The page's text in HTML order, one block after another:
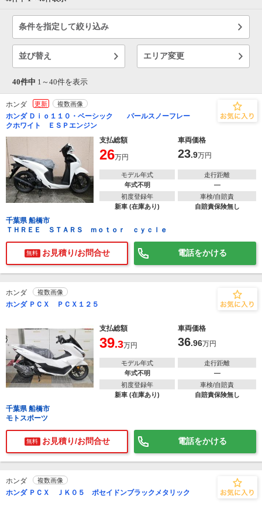
条件を指定して絞り込み
並び替え エリア変更
40件中 1～ 40件を表示
ホンダ 更新 複数画像
ホンダ Ｄｉｏ１１０・ベーシック パールスノーフレー
クホワイト ＥＳＰエンジン
支払総額
車両価格
26万円 23.9万円
モデル年式
年式不明
走行距離
―
初度登録年
新車 (在庫あり)
車検/自賠責
自賠責保険無し
千葉県 船橋市
ＴＨＲＥＥ ＳＴＡＲＳ ｍｏｔｏｒ ｃｙｃｌｅ
無料 お見積り/お問合せ 電話をかける
ホンダ 複数画像
ホンダ ＰＣＸ ＰＣＸ１２５
支払総額 車両価格
39.3万円 36.96万円
モデル年式
年式不明
走行距離
―
初度登録年
新車 (在庫あり)
車検/自賠責
自賠責保険無し
千葉県 船橋市
モトスポーツ
無料 お見積り/お問合せ 電話をかける
ホンダ 複数画像
ホンダ ＰＣＸ ＪＫ０５ ポセイドンブラックメタリック